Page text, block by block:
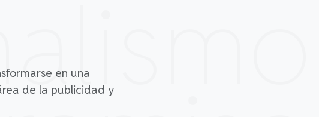
en una
de la publicidad y